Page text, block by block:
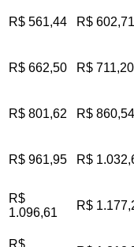
R$ 561,44 R$ 602,71
R$ 662,50 R$ 711,20
R$ 801,62 R$ 860,54
R$ 961,95 R$
R$
1.096,61
R$